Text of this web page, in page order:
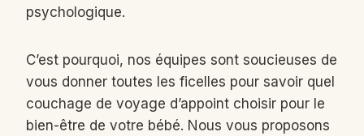
psychologique.
C’est pourquoi, nos équipes sont soucieuses de
vous donner toutes les ficelles pour savoir quel
couchage de voyage d’appoint choisir pour le
bien-être de votre bébé. Nous vous proposons